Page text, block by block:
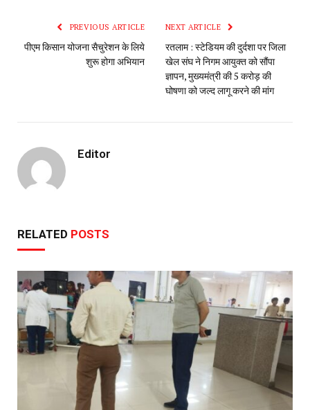
PREVIOUS ARTICLE
पीएम किसान योजना सैचुरेशन के लिये
शुरू होगा अभियान
NEXT ARTICLE
रतलाम : स्टेडियम की दुर्दशा पर जिला
खेल संघ ने निगम आयुक्त को सौंपा
ज्ञापन, मुख्यमंत्री की 5 करोड़ की
घोषणा को जल्द लागू करने की मांग
Editor
RELATED POSTS